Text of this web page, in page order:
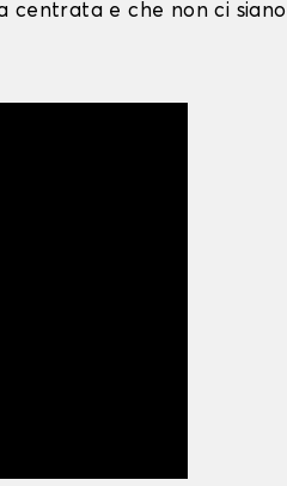
centrata e che non ci siano